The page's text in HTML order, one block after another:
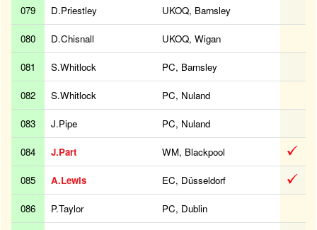
079 D.Priestley UKOQ, Barnsley
080 D.Chisnall UKOQ, Wigan
081 S.Whitlock PC, Barnsley
082 S.Whitlock PC, Nuland
083 J.Pipe PC, Nuland
084 J.Part WM, Blackpool
085 A.Lewis EC, Düsseldorf
086 P.Taylor PC, Dublin